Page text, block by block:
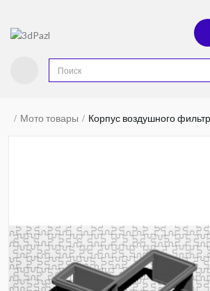
Мото товары Корпус воздушного